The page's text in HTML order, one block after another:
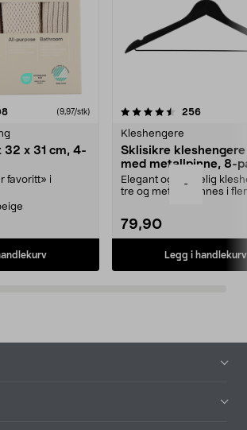
-
anmeldelser(9,97/stk)
32 x 31 cm, 4-
favoritt» i
256
Kleshengere
Sklisikre
med metallpinne, 8-
Elegant og skikkelig
tre og metall – finnes i
79,90
Legg i handlekurv
4.5av 5 stjerner